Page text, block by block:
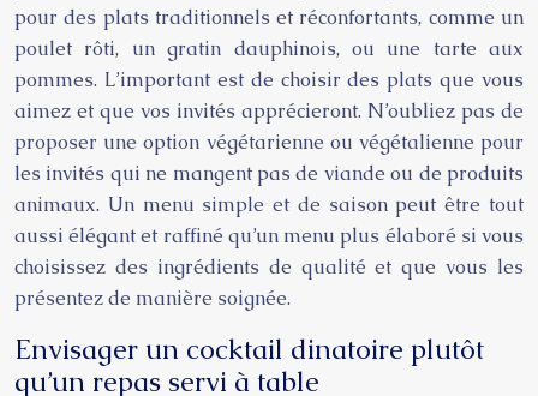
pour des plats traditionnels et réconfortants, comme un
poulet rôti, un gratin dauphinois, ou une tarte aux
pommes. L’important est de choisir des plats que vous
aimez et que vos invités apprécieront. N’oubliez pas de
proposer une option végétarienne ou végétalienne pour
les invités qui ne mangent pas de viande ou de produits
animaux. Un menu simple et de saison peut être tout
aussi élégant et raffiné qu’un menu plus élaboré si vous
choisissez des ingrédients de qualité et que vous les
présentez de manière soignée.
Envisager un cocktail dinatoire plutôt
qu’un repas servi à table